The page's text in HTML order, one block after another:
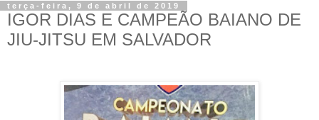
terça-feira, 9 de abril de 2019
IGOR DIAS E CAMPEÃO BAIANO DE
JIU-JITSU EM SALVADOR